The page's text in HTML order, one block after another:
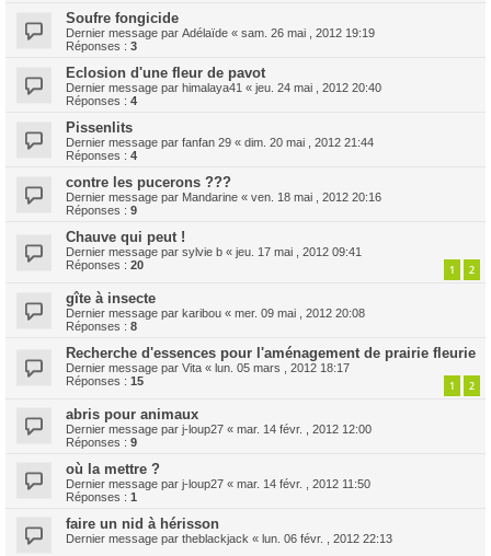
Soufre fongicide
Dernier message par Adélaïde « sam. 26 mai , 2012 19:19
Réponses : 3
Eclosion d'une fleur de pavot
Dernier message par himalaya41 « jeu. 24 mai , 2012 20:40
Réponses : 4
Pissenlits
Dernier message par fanfan 29 « dim. 20 mai , 2012 21:44
Réponses : 4
contre les pucerons ???
Dernier message par Mandarine « ven. 18 mai , 2012 20:16
Réponses : 9
Chauve qui peut !
Dernier message par sylvie b « jeu. 17 mai , 2012 09:41
Réponses : 20 1 2
gîte à insecte
Dernier message par karibou « mer. 09 mai , 2012 20:08
Réponses : 8
Recherche d'essences pour l'aménagement de prairie fleurie
Dernier message par Vita « lun. 05 mars , 2012 18:17
Réponses : 15 1 2
abris pour animaux
Dernier message par j-loup27 « mar. 14 févr. , 2012 12:00
Réponses : 9
où la mettre ?
Dernier message par j-loup27 « mar. 14 févr. , 2012 11:50
Réponses : 1
faire un nid à hérisson
Dernier message par theblackjack « lun. 06 févr. , 2012 22:13